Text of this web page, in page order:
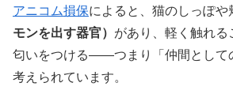
アニコム損保によると、猫のしっぽや
モンを出す器官） があり、軽く触れ
匂いをつける――つまり「仲間として
考えられています。